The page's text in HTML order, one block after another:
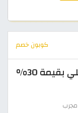
كوبون خصم
كود خصم تيمو 2026 تخفيض فعلي بقيمة 30%